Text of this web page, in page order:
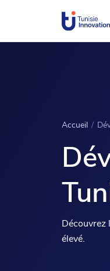
Accueil /
Découvrez
élevé.